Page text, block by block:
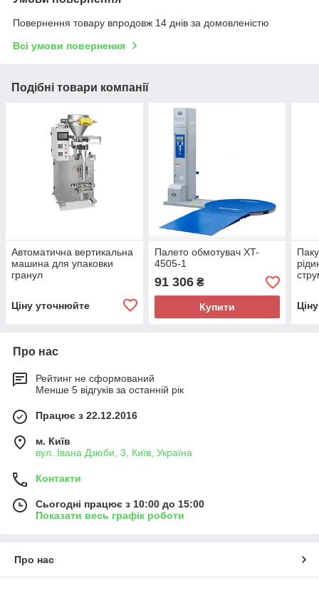
Повернення товару впродовж 14 днів за домовленістю
Всі умови повернення
Подібні товари компанії
Автоматична вертикальна
машина для упаковки
гранул
Ціну уточнюйте
Палето обмотувач XT-
4505-1
91 306₴
Купити
Про нас
Рейтинг не сформований
Менше 5 відгуків за останній рік
Працює з 22.12.2016
м. Київ
вул. Івана Дзюби, 3, Київ, Україна
Контакти
Сьогодні працює з 10:00 до 15:00
Показати весь графік роботи
Про нас